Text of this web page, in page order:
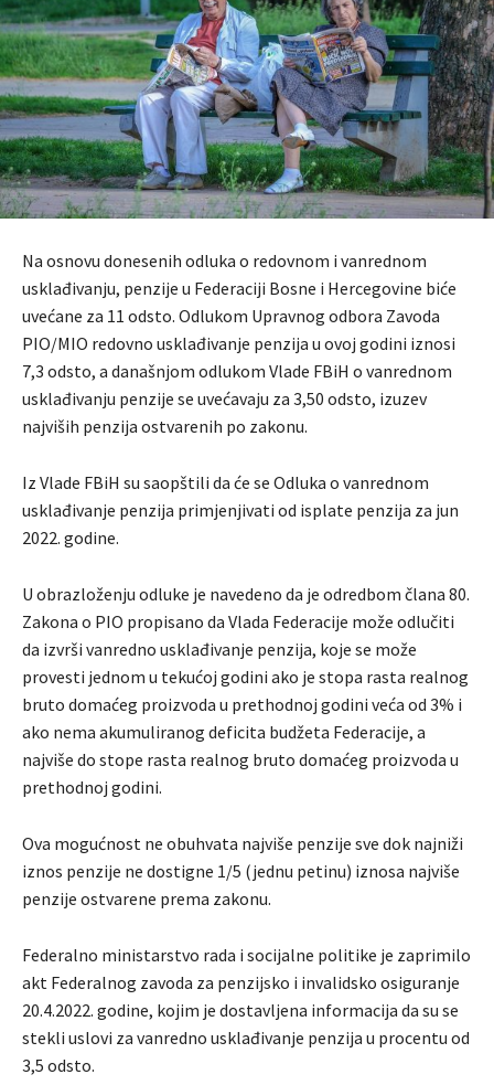
Na osnovu donesenih odluka o redovnom i vanrednom
usklađivanju, penzije u Federaciji Bosne i Hercegovine biće
uvećane za 11 odsto. Odlukom Upravnog odbora Zavoda
PIO/MIO redovno usklađivanje penzija u ovoj godini iznosi
7,3 odsto, a današnjom odlukom Vlade FBiH o vanrednom
usklađivanju penzije se uvećavaju za 3,50 odsto, izuzev
najviših penzija ostvarenih po zakonu.
Iz Vlade FBiH su saopštili da će se Odluka o vanrednom
usklađivanje penzija primjenjivati od isplate penzija za jun
2022. godine.
U obrazloženju odluke je navedeno da je odredbom člana 80.
Zakona o PIO propisano da Vlada Federacije može odlučiti
da izvrši vanredno usklađivanje penzija, koje se može
provesti jednom u tekućoj godini ako je stopa rasta realnog
bruto domaćeg proizvoda u prethodnoj godini veća od 3% i
ako nema akumuliranog deficita budžeta Federacije, a
najviše do stope rasta realnog bruto domaćeg proizvoda u
prethodnoj godini.
Ova mogućnost ne obuhvata najviše penzije sve dok najniži
iznos penzije ne dostigne 1/5 (jednu petinu) iznosa najviše
penzije ostvarene prema zakonu.
Federalno ministarstvo rada i socijalne politike je zaprimilo
akt Federalnog zavoda za penzijsko i invalidsko osiguranje
20.4.2022. godine, kojim je dostavljena informacija da su se
stekli uslovi za vanredno usklađivanje penzija u procentu od
3,5 odsto.